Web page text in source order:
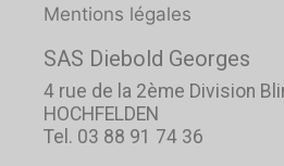
Mentions légales
SAS Diebold Georges
4 rue de la 2ème Division
HOCHFELDEN
Tel. 03 88 91 74 36